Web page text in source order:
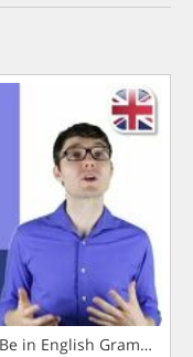
in English Grammar